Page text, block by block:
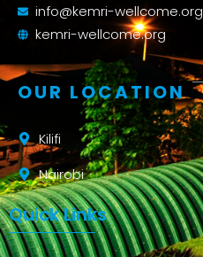
info@kemri-wellcome.org
kemri-wellcome.org
OUR LOCATION
Kilifi
Nairobi
Quick Links